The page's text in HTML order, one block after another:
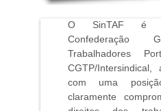
O SinTAF é
Confederação
Trabalhadores
CGTP/Intersindical,
com uma
claramente